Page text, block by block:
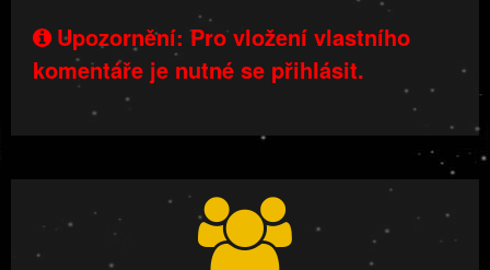
Upozornění: Pro vložení vlastního
komentáře je nutné se přihlásit.